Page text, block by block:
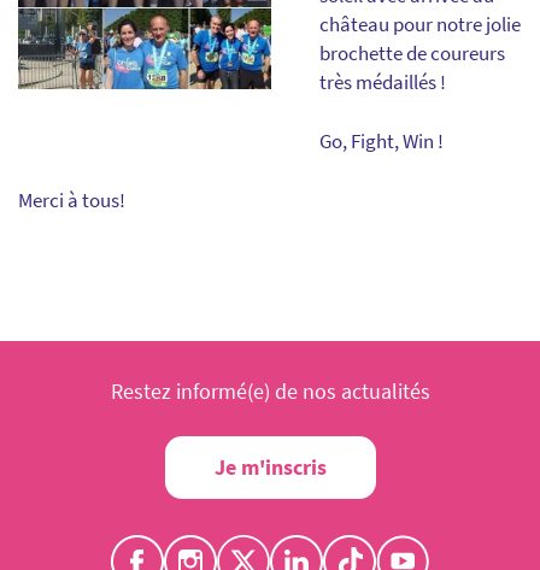
château pour notre jolie
brochette de coureurs
très médaillés !
Go, Fight, Win !
Merci à tous!
Restez informé(e) de nos actualités
Je m'inscris